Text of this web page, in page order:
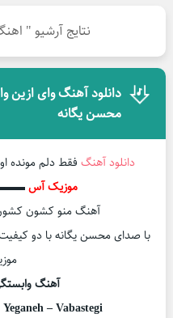
نتایج آرشیو "
دانلود آهنگ وای
محسن یگانه
دانلود آهنگ فقط دلم مونده
موزیک آس
آهنگ منو کشون کشون
آهنگ
– Vabastegi